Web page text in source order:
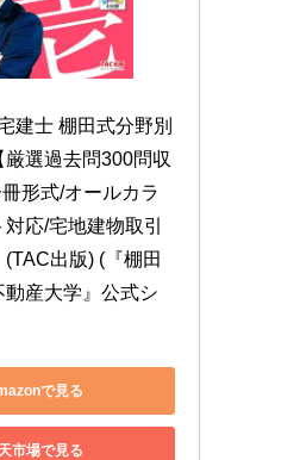
建士 棚田式分野別
選過去問300問収
形式/オールカラ
応/宅地建物取引
出版) (『棚田
産大学』公式シ
で見る
市場で見る